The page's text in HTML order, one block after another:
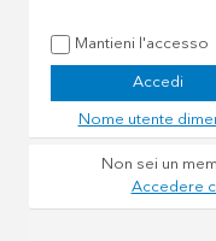
Mantieni l'accesso
Accedi
Nome utente
Non sei un
Accedere